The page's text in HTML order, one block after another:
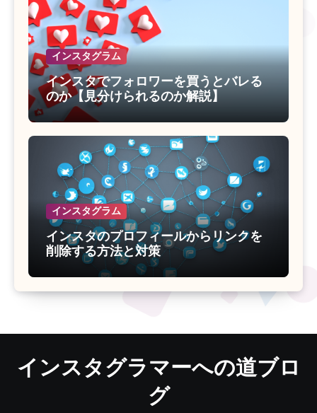
インスタグラム
インスタでフォロワーを買うとバレる
のか【見分けられるのか解説】
インスタグラム
インスタのプロフィールからリンクを
削除する方法と対策
インスタグラマーへの道ブロ
グ